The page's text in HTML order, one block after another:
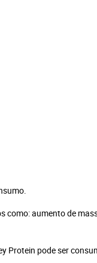
como: aumento de
Protein pode ser